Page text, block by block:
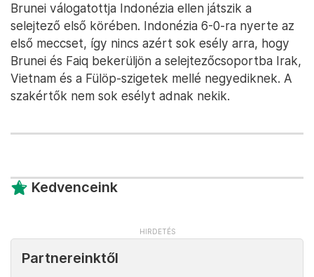
Brunei válogatottja Indonézia ellen játszik a
selejtező első körében. Indonézia 6-0-ra nyerte az
első meccset, így nincs azért sok esély arra, hogy
Brunei és Faiq bekerüljön a selejtezőcsoportba Irak,
Vietnam és a Fülöp-szigetek mellé negyediknek. A
szakértők nem sok esélyt adnak nekik.
Kedvenceink
Partnereinktől